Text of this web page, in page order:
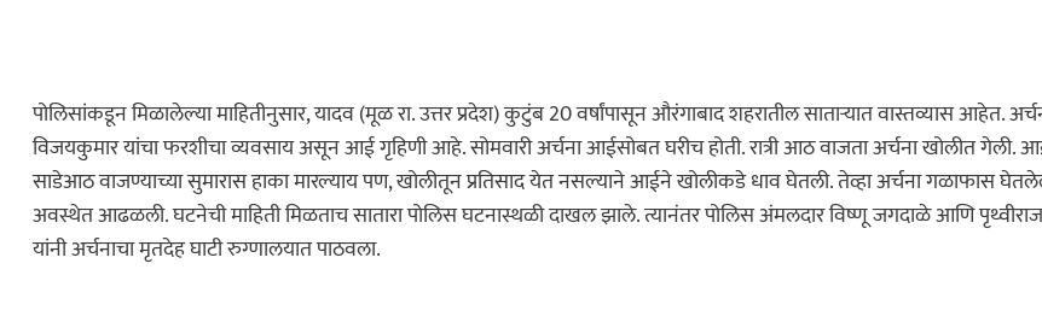
पोलिसांकडून मिळालेल्या माहितीनुसार, यादव (मूळ रा. उत्तर प्रदेश) कुटुंब 20 वर्षांपासून औरंगाबाद शहरातील साताऱ्यात वास्तव्यास आहेत.
विजयकुमार यांचा फरशीचा व्यवसाय असून आई गृहिणी आहे. सोमवारी अर्चना आईसोबत घरीच होती. रात्री आठ वाजता अर्चना खोलीत गेली.
साडेआठ वाजण्याच्या सुमारास हाका मारल्याय पण, खोलीतून प्रतिसाद येत नसल्याने आईने खोलीकडे धाव घेतली. तेव्हा अर्चना गळाफास
अवस्थेत आढळली. घटनेची माहिती मिळताच सातारा पोलिस घटनास्थळी दाखल झाले. त्यानंतर पोलिस अंमलदार विष्णू जगदाळे आणि
यांनी अर्चनाचा मृतदेह घाटी रुग्णालयात पाठवला.